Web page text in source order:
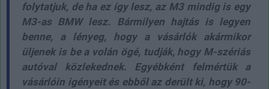
folytatjuk, de ha ez így lesz, az M3 mindig is egy
M3-as BMW lesz. Bármilyen hajtás is legyen
benne, a lényeg, hogy a vásárlók akármikor
üljenek is be a volán ögé, tudják, hogy M-szériás
autóval közlekednek. Egyébként felmértük a
vásárlóin igényeit és ebből az derült ki, hogy 90-